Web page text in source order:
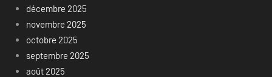
décembre 2025
novembre 2025
octobre 2025
septembre 2025
août 2025